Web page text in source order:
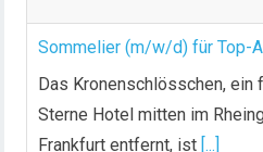
Sommelier (m/w/d) für Top-
Das Kronenschlösschen,
Sterne Hotel mitten im
Frankfurt entfernt, ist[...]